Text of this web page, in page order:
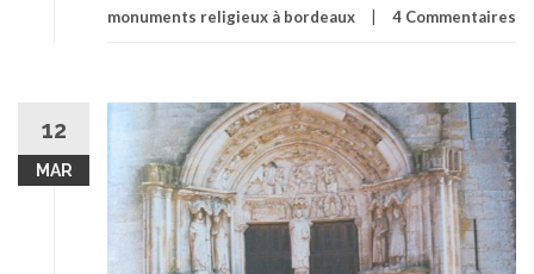
monuments religieux à bordeaux 4 Commentaires
12
MAR